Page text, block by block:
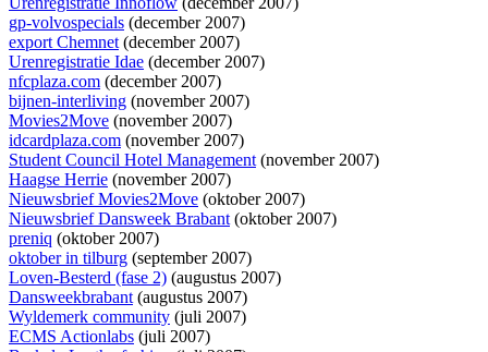
gp-volvospecials (december 2007)
export Chemnet(december 2007)
Urenregistratie Idae (december 2007)
nfcplaza.com (december 2007)
bijnen-interliving (november 2007)
Movies2Move (november 2007)
idcardplaza.com (november 2007)
Student Council Hotel Management(november 2007)
Haagse Herrie (november 2007)
Nieuwsbrief Movies2Move (oktober 2007)
Nieuwsbrief Dansweek Brabant(oktober 2007)
preniq (oktober 2007)
oktober in tilburg (september 2007)
Loven-Besterd (fase 2) (augustus 2007)
Dansweekbrabant(augustus 2007)
Wyldemerk community (juli 2007)
ECMS Actionlabs (juli 2007)